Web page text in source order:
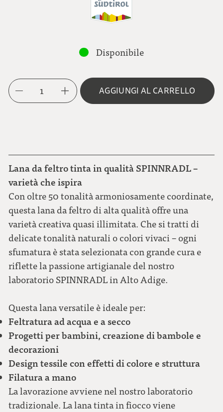
Disponibile
1 AGGIUNGI AL CARRELLO
Lana da feltro tinta in qualità SPINNRADL –
varietà che ispira
Con oltre 50 tonalità armoniosamente coordinate,
questa lana da feltro di alta qualità offre una
varietà creativa quasi illimitata. Che si tratti di
delicate tonalità naturali o colori vivaci – ogni
sfumatura è stata selezionata con grande cura e
riflette la passione artigianale del nostro
laboratorio SPINNRADL in Alto Adige.
Questa lana versatile è ideale per:
Feltratura ad acqua e a secco
Progetti per bambini, creazione di bambole e
decorazioni
Design tessile con effetti di colore e struttura
Filatura a mano
La lavorazione avviene nel nostro laboratorio
tradizionale. La lana tinta in fiocco viene